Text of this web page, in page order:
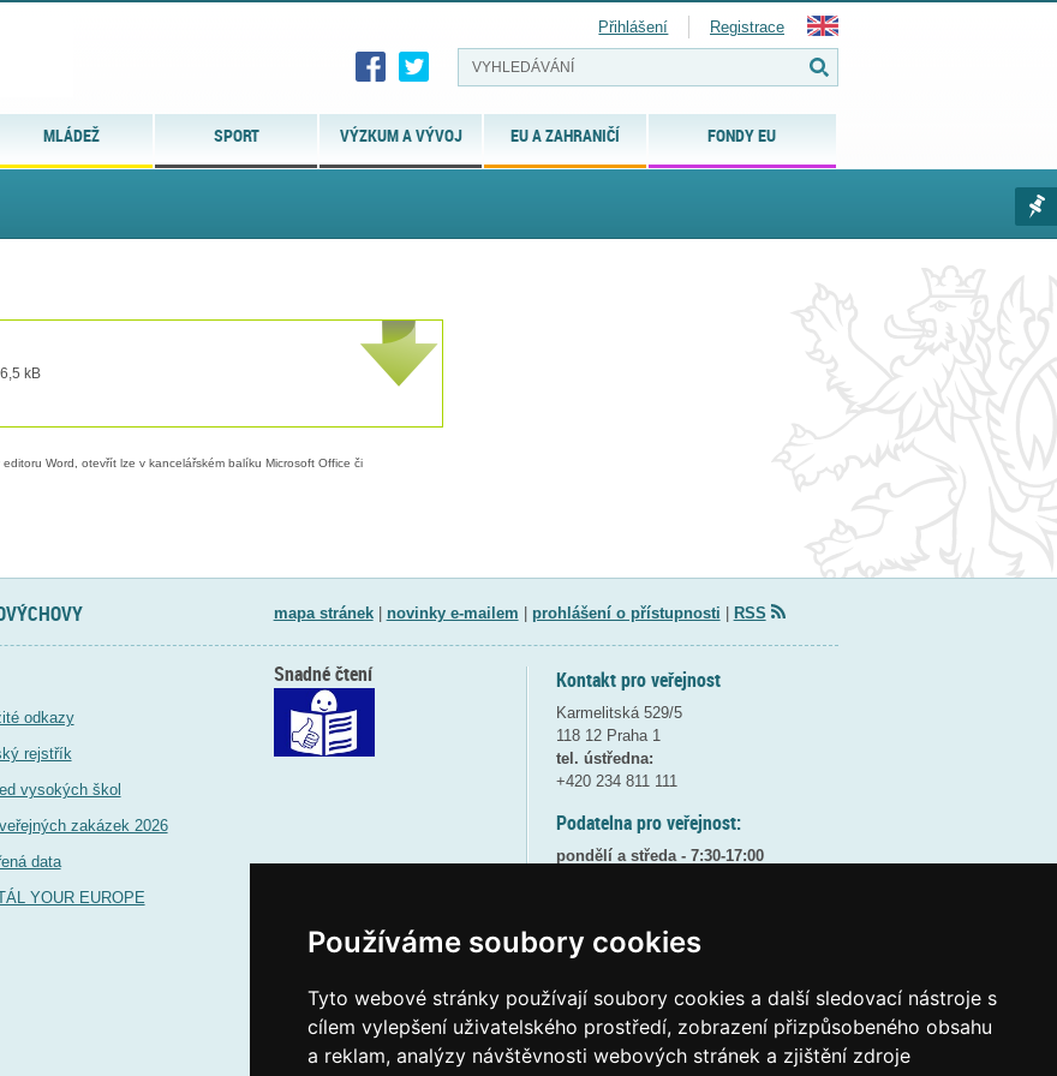
Používáme soubory cookies
Tyto webové stránky používají soubory cookies a další sledovací nástroje s
cílem vylepšení uživatelského prostředí, zobrazení přizpůsobeného obsahu
a reklam, analýzy návštěvnosti webových stránek a zjištění zdroje
MLÁDEŽ SPORT VÝZKUM A VÝVOJ EU A ZAHRANIČÍ FONDY EU
Přihlášení Registrace
kB
Word, otevřít lze v kancelářském balíku Microsoft Office či
mapa stránek| novinky e-mailem prohlášení o přístupnosti RSS
odkazy
rejstřík
vysokých škol
zakázek 2026
data
YOUR EUROPE
Kontakt pro veřejnost
Karmelitská 529/5
118 12 Praha 1
tel. ústředna:
+420 234 811 111
Podatelna pro veřejnost:
pondělí a středa - 7:30-17:00
8:30 - 9:30 - bezpečnostní přestávka
Elektronická podatelna:
posta@msmtgov cz
Snadné čtení